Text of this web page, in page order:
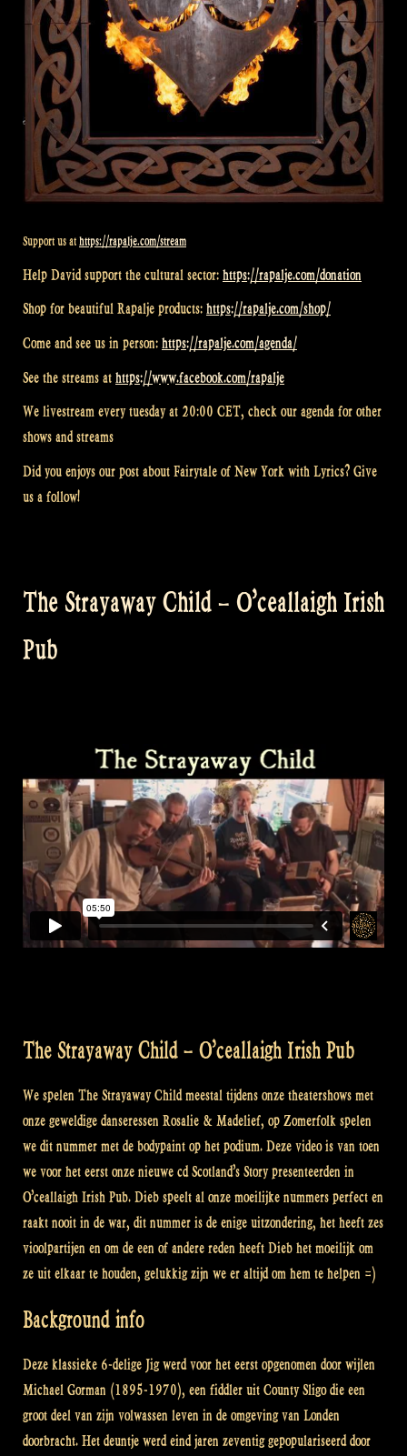
Support us athttps://rapalje.com/stream
Help David support the cultural sector: https://rapalje.com/donation
Shop for beautiful Rapalje products: https://rapalje.com/shop/
Come and see us in person: https://rapalje.com/agenda/
See the streams at https://www.facebook.com/rapalje
We livestream every tuesday at 20:00 CET, check our agenda for other
shows and streams
Did you enjoys our post about Fairytale of New York with Lyrics? Give
us a follow!
The Strayaway Child – O’ceallaigh Irish
Pub
The Strayaway Child – O’ceallaigh Irish Pub
We spelen The Strayaway Child meestal tijdens onze theatershows met
onze geweldige danseressen Rosalie & Madelief, op Zomerfolk spelen
we dit nummer met de bodypaint op het podium. Deze video is van toen
we voor het eerst onze nieuwe cd Scotland’s Story presenteerden in
O’ceallaigh Irish Pub. Dieb speelt al onze moeilijke nummers perfect en
raakt nooit in de war, dit nummer is de enige uitzondering, het heeft zes
vioolpartijen en om de een of andere reden heeft Dieb het moeilijk om
ze uit elkaar te houden, gelukkig zijn we er altijd om hem te helpen =)
Background info
Deze klassieke 6-delige Jig werd voor het eerst opgenomen door wijlen
Michael Gorman (1895-1970), een fiddler uit County Sligo die een
groot deel van zijn volwassen leven in de omgeving van Londen
doorbracht. Het deuntje werd eind jaren zeventig gepopulariseerd door